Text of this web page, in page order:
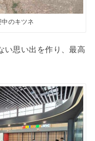
のキツネ
い思い出を作り、最高